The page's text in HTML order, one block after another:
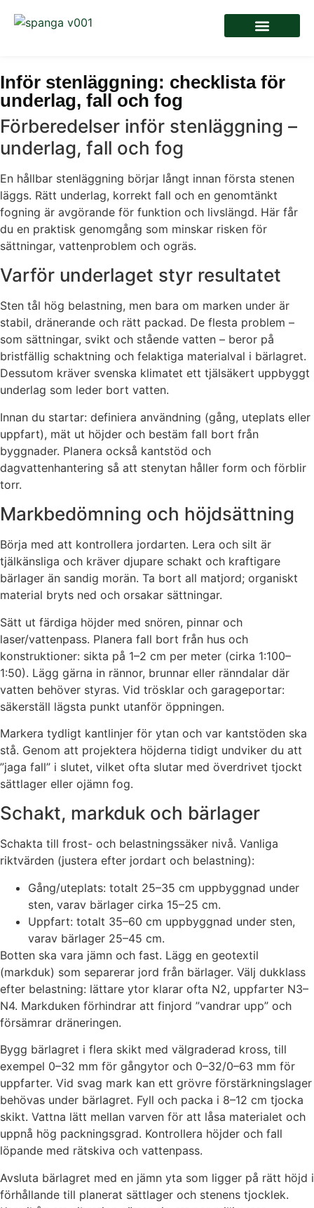
Inför stenläggning: checklista för
underlag, fall och fog
Förberedelser inför stenläggning –
underlag, fall och fog
En hållbar stenläggning börjar långt innan första stenen
läggs. Rätt underlag, korrekt fall och en genomtänkt
fogning är avgörande för funktion och livslängd. Här får
du en praktisk genomgång som minskar risken för
sättningar, vattenproblem och ogräs.
Varför underlaget styr resultatet
Sten tål hög belastning, men bara om marken under är
stabil, dränerande och rätt packad. De flesta problem –
som sättningar, svikt och stående vatten – beror på
bristfällig schaktning och felaktiga materialval i bärlagret.
Dessutom kräver svenska klimatet ett tjälsäkert uppbyggt
underlag som leder bort vatten.
Innan du startar: definiera användning (gång, uteplats eller
uppfart), mät ut höjder och bestäm fall bort från
byggnader. Planera också kantstöd och
dagvattenhantering så att stenytan håller form och förblir
torr.
Markbedömning och höjdsättning
Börja med att kontrollera jordarten. Lera och silt är
tjälkänsliga och kräver djupare schakt och kraftigare
bärlager än sandig morän. Ta bort all matjord; organiskt
material bryts ned och orsakar sättningar.
Sätt ut färdiga höjder med snören, pinnar och
laser/vattenpass. Planera fall bort från hus och
konstruktioner: sikta på 1–2 cm per meter (cirka 1:100–
1:50). Lägg gärna in rännor, brunnar eller ränndalar där
vatten behöver styras. Vid trösklar och garageportar:
säkerställ lägsta punkt utanför öppningen.
Markera tydligt kantlinjer för ytan och var kantstöden ska
stå. Genom att projektera höjderna tidigt undviker du att
”jaga fall” i slutet, vilket ofta slutar med överdrivet tjockt
sättlager eller ojämn fog.
Schakt, markduk och bärlager
Schakta till frost- och belastningssäker nivå. Vanliga
riktvärden (justera efter jordart och belastning):
Gång/uteplats: totalt 25–35 cm uppbyggnad under
sten, varav bärlager cirka 15–25 cm.
Uppfart: totalt 35–60 cm uppbyggnad under sten,
varav bärlager 25–45 cm.
Botten ska vara jämn och fast. Lägg en geotextil
(markduk) som separerar jord från bärlager. Välj dukklass
efter belastning: lättare ytor klarar ofta N2, uppfarter N3–
N4. Markduken förhindrar att finjord ”vandrar upp” och
försämrar dräneringen.
Bygg bärlagret i flera skikt med välgraderad kross, till
exempel 0–32 mm för gångytor och 0–32/0–63 mm för
uppfarter. Vid svag mark kan ett grövre förstärkningslager
behövas under bärlagret. Fyll och packa i 8–12 cm tjocka
skikt. Vattna lätt mellan varven för att låsa materialet och
uppnå hög packningsgrad. Kontrollera höjder och fall
löpande med rätskiva och vattenpass.
Avsluta bärlagret med en jämn yta som ligger på rätt höjd i
förhållande till planerat sättlager och stenens tjocklek.